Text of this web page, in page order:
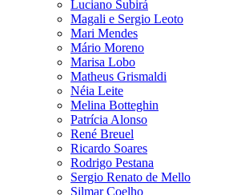
Luciano Subirá
Magali e Sergio Leoto
Mari Mendes
Mário Moreno
Marisa Lobo
Matheus Grismaldi
Néia Leite
Melina Botteghin
Patrícia Alonso
René Breuel
Ricardo Soares
Rodrigo Pestana
Sergio Renato de Mello
Silmar Coelho